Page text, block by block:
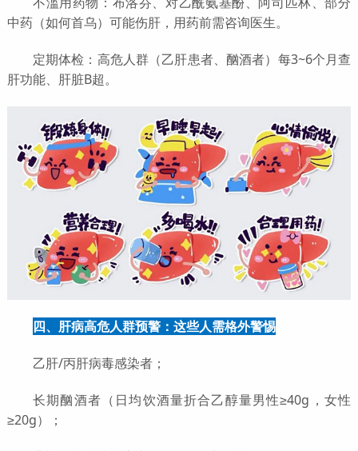
中药（如何首乌）可能伤肝，用药前需咨询医生。
定期体检：高危人群（乙肝患者、酗酒者）每3~6个月查
肝功能、肝脏B超。
四、肝病高危人群预警：这些人需格外警惕
乙肝/丙肝病毒感染者；
长期酗酒者（日均饮酒量折合乙醇量男性≥40g，女性
≥20g）；